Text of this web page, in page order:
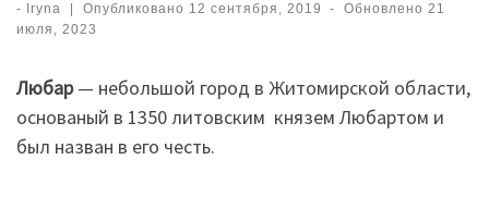
- Iryna Опубликовано 12 сентября, 2019 - Обновлено21
июля, 2023
Любар— небольшой город в Житомирской области,
основаный в 1350 литовским князем Любартом и
был назван в его честь.